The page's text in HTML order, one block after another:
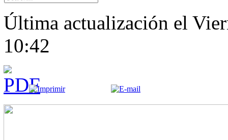
Última actualización el
10:42